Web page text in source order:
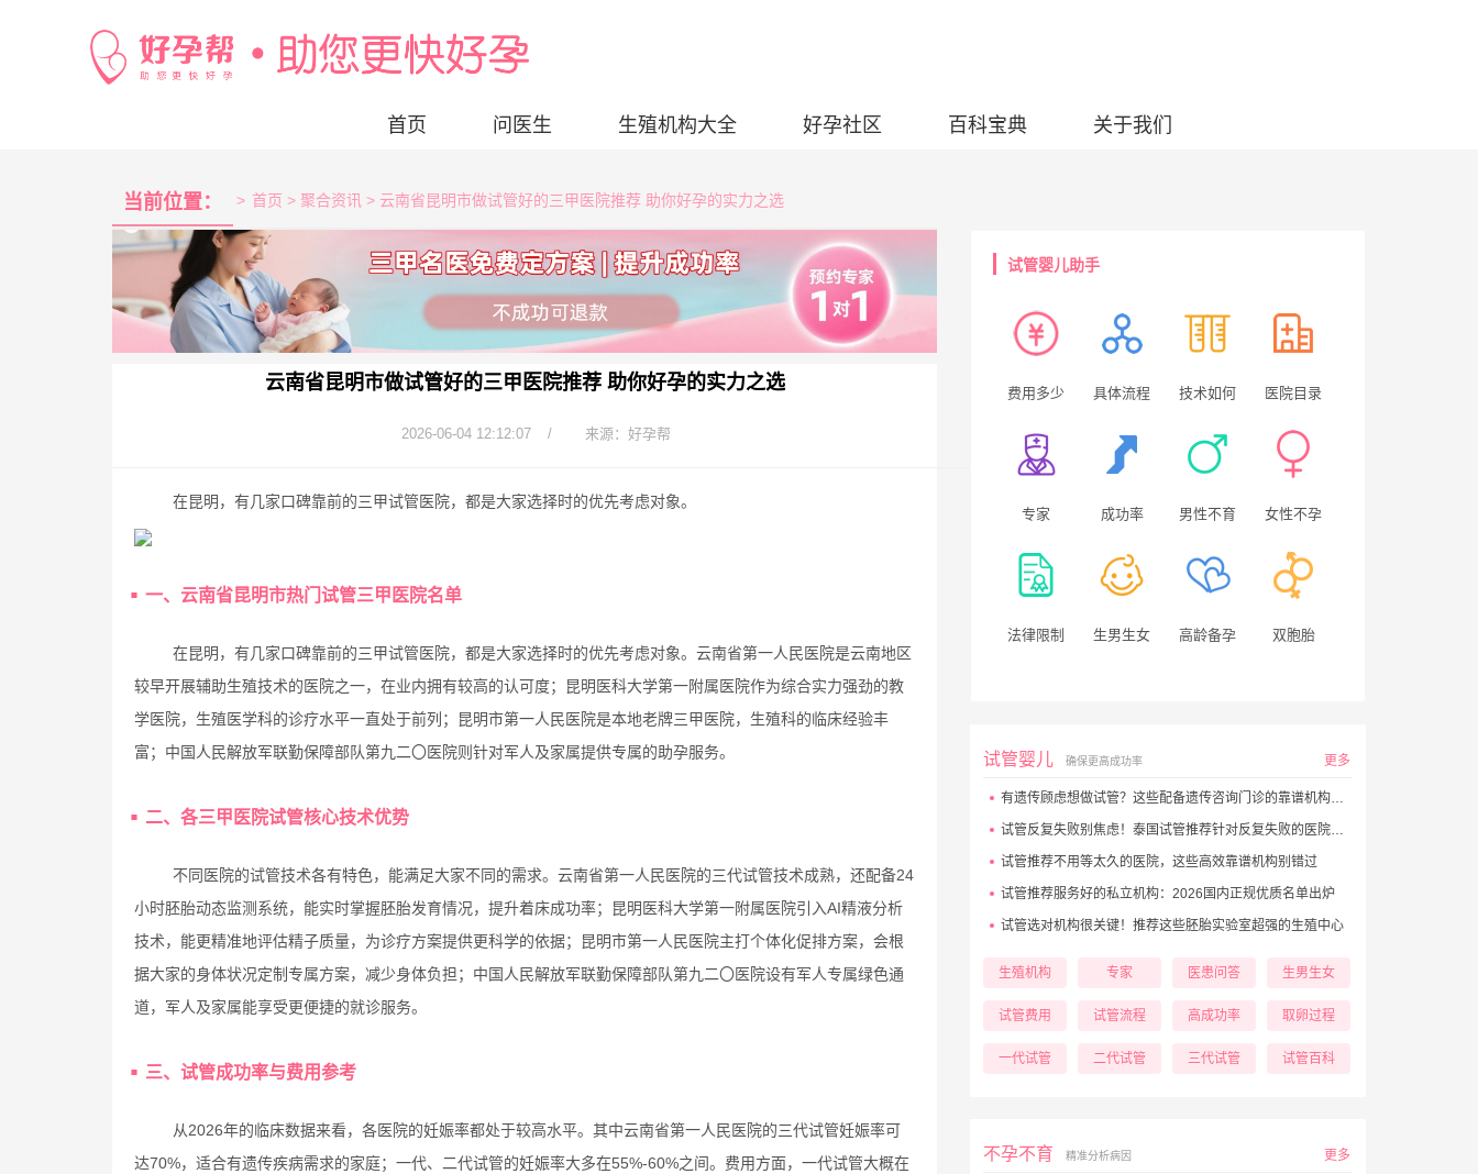
首页 问医生 生殖机构大全 好孕社区 百科宝典 关于我们
当前位置： > 首页 > 聚合资讯 > 云南省昆明市做试管好的三甲医院推荐 助你好孕的实力之选
云南省昆明市做试管好的三甲医院推荐 助你好孕的实力之选
2026-06-04 12:12:07 / 来源：好孕帮
在昆明，有几家口碑靠前的三甲试管医院，都是大家选择时的优先考虑对象。
一、云南省昆明市热门试管三甲医院名单
在昆明，有几家口碑靠前的三甲试管医院，都是大家选择时的优先考虑对象。云南省第一人民医院是云南地区
较早开展辅助生殖技术的医院之一，在业内拥有较高的认可度；昆明医科大学第一附属医院作为综合实力强劲的教
学医院，生殖医学科的诊疗水平一直处于前列；昆明市第一人民医院是本地老牌三甲医院，生殖科的临床经验丰
富；中国人民解放军联勤保障部队第九二〇医院则针对军人及家属提供专属的助孕服务。
二、各三甲医院试管核心技术优势
不同医院的试管技术各有特色，能满足大家不同的需求。云南省第一人民医院的三代试管技术成熟，还配备24
小时胚胎动态监测系统，能实时掌握胚胎发育情况，提升着床成功率；昆明医科大学第一附属医院引入AI精液分析
技术，能更精准地评估精子质量，为诊疗方案提供更科学的依据；昆明市第一人民医院主打个体化促排方案，会根
据大家的身体状况定制专属方案，减少身体负担；中国人民解放军联勤保障部队第九二〇医院设有军人专属绿色通
道，军人及家属能享受更便捷的就诊服务。
三、试管成功率与费用参考
从2026年的临床数据来看，各医院的妊娠率都处于较高水平。其中云南省第一人民医院的三代试管妊娠率可
达70%，适合有遗传疾病需求的家庭；一代、二代试管的妊娠率大多在55%-60%之间。费用方面，一代试管大概在
试管婴儿助手
费用多少 具体流程 技术如何 医院目录
专家 成功率 男性不育 女性不孕
法律限制 生男生女 高龄备孕 双胞胎
试管婴儿 确保更高成功率 更多
有遗传顾虑想做试管？这些配备遗传咨询门诊的靠谱机构别错过
试管反复失败别焦虑！泰国试管推荐针对反复失败的医院大盘点
试管推荐不用等太久的医院，这些高效靠谱机构别错过
试管推荐服务好的私立机构：2026国内正规优质名单出炉
试管选对机构很关键！推荐这些胚胎实验室超强的生殖中心
生殖机构 专家 医患问答 生男生女
试管费用 试管流程 高成功率 取卵过程
一代试管 二代试管 三代试管 试管百科
不孕不育 精准分析病因 更多